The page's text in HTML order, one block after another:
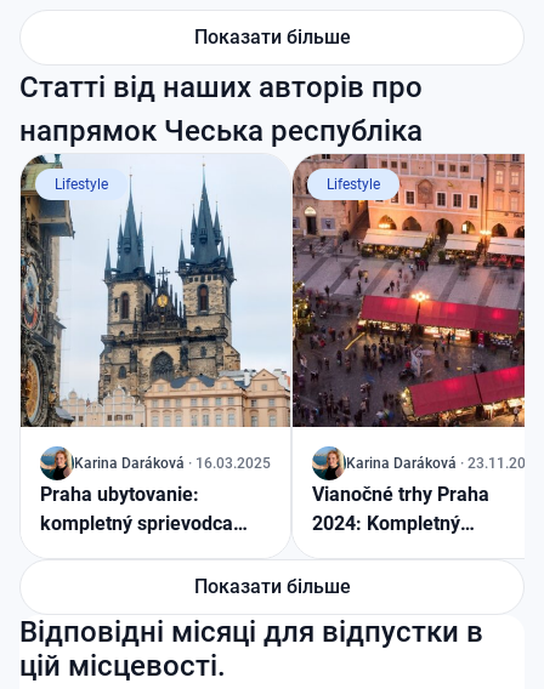
Показати більше
Статті від наших авторів про
напрямок Чеська республіка
J Karina Daráková · 16.03.2025
Praha ubytovanie:
kompletný sprievodca
ubytovaním v stovežatej
Lifestyle
J Karina Daráková · 23.11.2024
Vianočné trhy Praha
2024: Kompletný
sprievodca najkrajšími
trhmi v srdci Európy
Lifestyle
Показати більше
Відповідні місяці для відпустки в
цій місцевості.